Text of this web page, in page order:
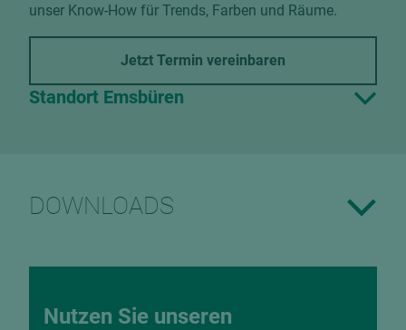
unser Know-How für Trends, Farben und Räume.
Jetzt Termin vereinbaren
Standort Emsbüren
DOWNLOADS
Nutzen Sie unseren